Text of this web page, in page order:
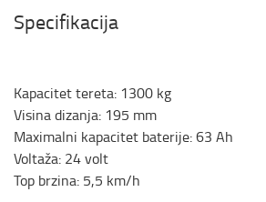
Specifikacija
Kapacitet tereta: 1300 kg
Visina dizanja: 195 mm
Maximalni kapacitet baterije:63 Ah
Voltaža: 24volt
Top brzina: 5,5 km/h